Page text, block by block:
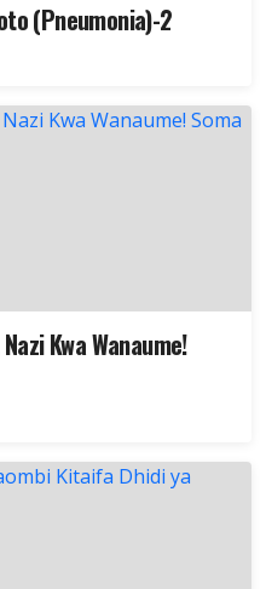
(Pneumonia)-2
Kwa Wanaume!